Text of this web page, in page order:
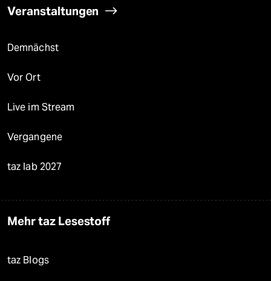
Veranstaltungen
Demnächst
Vor Ort
Live im Stream
Vergangene
taz lab 2027
Mehr taz Lesestoff
taz Blogs